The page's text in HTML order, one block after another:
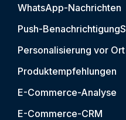
WhatsApp-Nachrichten
Push-BenachrichtigungS
Personalisierung vor Ort
Produktempfehlungen
E-Commerce-Analyse
E-Commerce-CRM